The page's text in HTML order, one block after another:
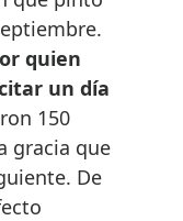
quien
un día
150
gracia que
De